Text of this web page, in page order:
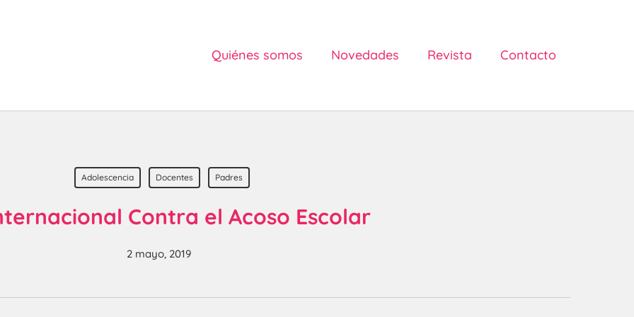
Quiénes somos Novedades Revista Contacto
Adolescencia Docentes Padres
Contra el Acoso Escolar
2 mayo, 2019